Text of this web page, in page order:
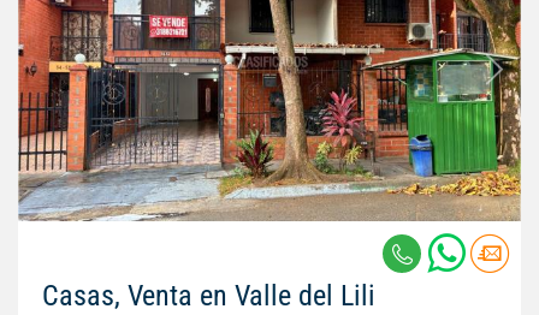
Casas, Venta en Valle del Lili